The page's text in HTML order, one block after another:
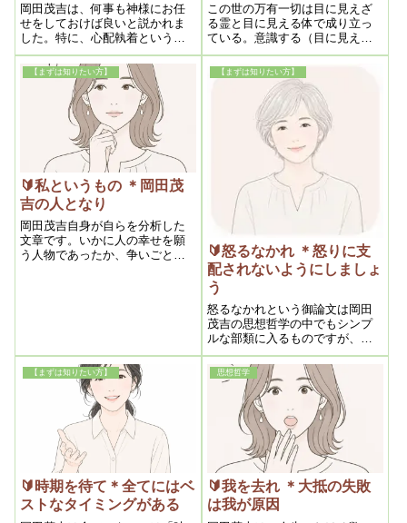
岡田茂吉は、何事も神様にお任
せをしておけば良いと説かれま
した。特に、心配執着というも
のが厄介だとし、神様が助けよ
うとされてもその執着が邪魔に
なるとおっしゃっています。こ
の真理は病気の治癒や恋愛成就
にも当てはまるのです。
この世の万有一切は目に見えざ
る霊と目に見える体で成り立っ
ている。意識する（目に見えな
い）からこそ体が動く（目に見
える）のであることからもわか
るように、霊が主であり体が霊
に従っているのである。とすれ
ば、今何かしらの症状があるの
であれば霊にアプローチをする
必要があるのである。
【まずは知りたい方】
🔰私というもの ＊岡田茂
吉の人となり
岡田茂吉自身が自らを分析した
文章です。いかに人の幸せを願
う人物であったか、争いごとが
でしょうか。
【まずは知りたい方】
🔰怒るなかれ ＊怒りに支
配されないようにしましょ
う
怒るなかれという御論文は岡田
茂吉の思想哲学の中でもシンプ
ルな部類に入るものですが、非
常に深い内容です。怒りは人間
として当たり前の感情です。し
かしそれを「動ずることなく、
平然たり得るようになる」こと
が人としての修行であり、神様
からの試験なのです。
【まずは知りたい方】
🔰時期を待て＊全てにはベ
ストなタイミングがある
思想哲学
🔰我を去れ ＊大抵の失敗
は我が原因